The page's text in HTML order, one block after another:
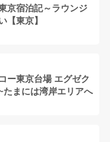
京宿泊記～ラウンジ
【東京】
ー東京台場 エグゼク
たまには湾岸エリアへ